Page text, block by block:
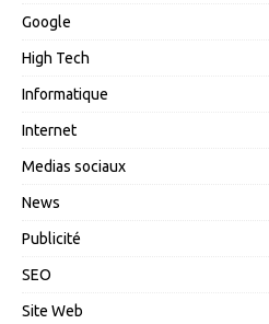
Google
High Tech
Informatique
Internet
Medias sociaux
News
Publicité
SEO
Site Web